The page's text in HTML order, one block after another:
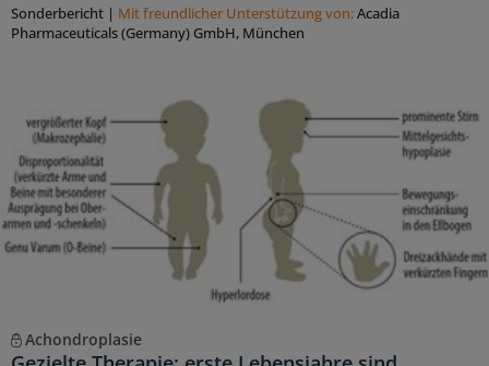
Sonderbericht | Mit freundlicher Unterstützung von:Acadia
Pharmaceuticals (Germany) GmbH, München
Achondroplasie